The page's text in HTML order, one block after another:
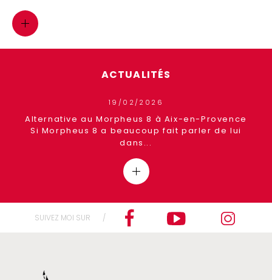
ACTUALITÉS
19/02/2026
Alternative au Morpheus 8 à Aix-en-Provence
Si Morpheus 8 a beaucoup fait parler de lui
dans...
SUIVEZ MOI SUR